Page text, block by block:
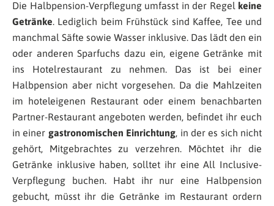
Die Halbpension-Verpflegung umfasst in der Regel keine
Getränke. Lediglich beim Frühstück sind Kaffee, Tee und
manchmal Säfte sowie Wasser inklusive. Das lädt den ein
oder anderen Sparfuchs dazu ein, eigene Getränke mit
ins Hotelrestaurant zu nehmen. Das ist bei einer
Halbpension aber nicht vorgesehen. Da die Mahlzeiten
im hoteleigenen Restaurant oder einem benachbarten
Partner-Restaurant angeboten werden, befindet ihr euch
in einer gastronomischen Einrichtung, in der es sich nicht
gehört, Mitgebrachtes zu verzehren. Möchtet ihr die
Getränke inklusive haben, solltet ihr eine All Inclusive-
Verpflegung buchen. Habt ihr nur eine Halbpension
gebucht, müsst ihr die Getränke im Restaurant ordern